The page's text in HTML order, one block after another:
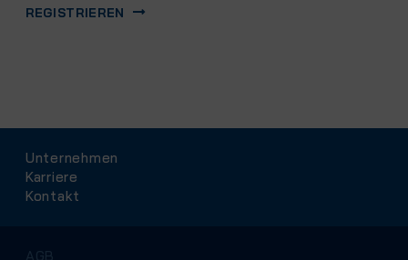
REGISTRIEREN
Navigation
überspringen
Unternehmen
Karriere
Kontakt
Navigation
AGB